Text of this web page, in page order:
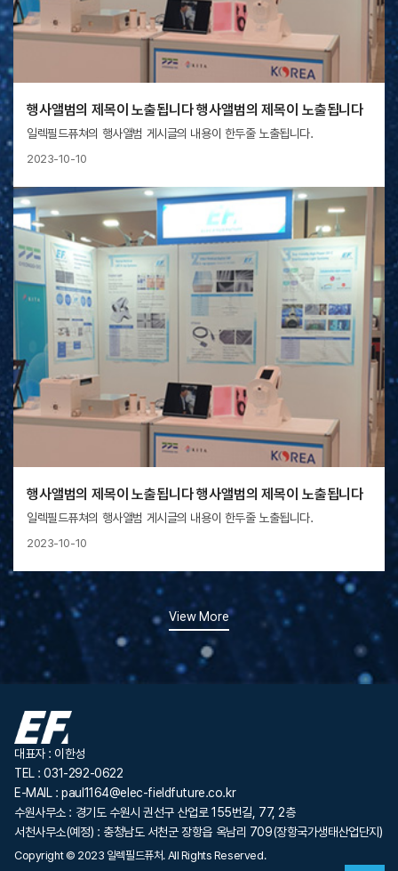
행사앨범의 제목이 노출됩니다 행사앨범의 제목이 노출됩니다
일렉필드퓨쳐의 행사앨범 게시글의 내용이 한두줄 노출됩니다.
2023-10-10
행사앨범의 제목이 노출됩니다 행사앨범의 제목이 노출됩니다
일렉필드퓨쳐의 행사앨범 게시글의 내용이 한두줄 노출됩니다.
2023-10-10
View More
대표자 : 이한성
TEL : 031-292-0622
E-MAIL : paul1164@elec-fieldfuture.co.kr
수원사무소 : 경기도 수원시 권선구 산업로 155번길, 77, 2층
서천사무소(예정) : 충청남도 서천군 장항읍 옥남리 709(장항국가생태산업단지)
Copyright © 2023 일렉필드퓨처. All Rights Reserved.